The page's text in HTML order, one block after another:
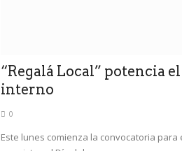
“Regalá Local” potencia
interno
0
Este lunes comienza la convocatoria para